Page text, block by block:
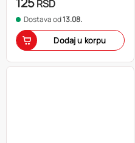
RSD
Dostava od13.08.
Dodaj u korpu